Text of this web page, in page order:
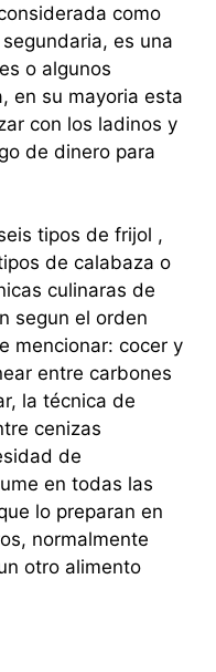
como
es una
o algunos
en su mayoria esta
con los ladinos y
de dinero para
tipos de frijol ,
de calabaza o
culinaras de
segun el orden
mencionar: cocer y
entre carbones
la técnica de
cenizas
de
en todas las
lo preparan en
normalmente
otro alimento